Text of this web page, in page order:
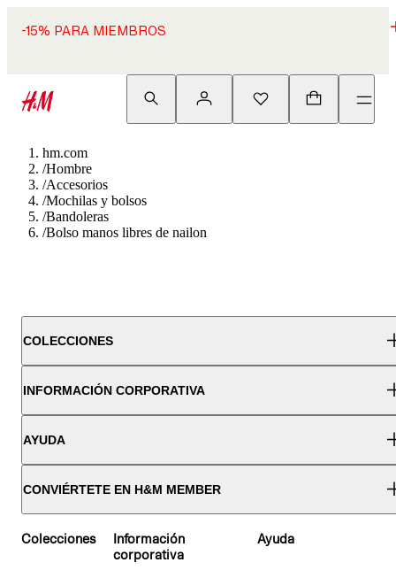
-15% PARA MIEMBROS
hm.com
/Hombre
/Accesorios
/Mochilas y bolsos
/Bandoleras
/Bolso manos libres de nailon
COLECCIONES
INFORMACIÓN CORPORATIVA
AYUDA
CONVIÉRTETE EN H&M MEMBER
Colecciones
Información
corporativa
Ayuda